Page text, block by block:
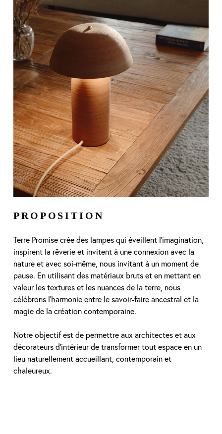
PROPOSITION
Terre Promise crée des lampes qui éveillent l’imagination,
inspirent la rêverie et invitent à une connexion avec la
nature et avec soi-même, nous invitant à un moment de
pause. En utilisant des matériaux bruts et en mettant en
valeur les textures et les nuances de la terre, nous
célébrons l’harmonie entre le savoir-faire ancestral et la
magie de la création contemporaine.
Notre objectif est de permettre aux architectes et aux
décorateurs d’intérieur de transformer tout espace en un
lieu naturellement accueillant, contemporain et
chaleureux.